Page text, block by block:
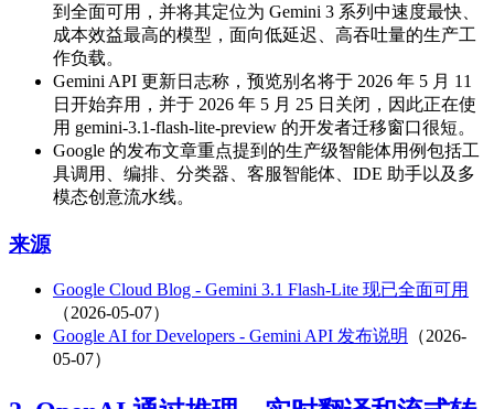
到全面可用，并将其定位为 Gemini 3 系列中速度最快、
成本效益最高的模型，面向低延迟、高吞吐量的生产工
作负载。
Gemini API 更新日志称，预览别名将于 2026 年 5 月 11
日开始弃用，并于 2026 年 5 月 25 日关闭，因此正在使
用 gemini-3.1-flash-lite-preview 的开发者迁移窗口很短。
Google 的发布文章重点提到的生产级智能体用例包括工
具调用、编排、分类器、客服智能体、IDE 助手以及多
模态创意流水线。
来源
Google Cloud Blog - Gemini 3.1 Flash-Lite 现已全面可用
（2026-05-07）
Google AI for Developers - Gemini API 发布说明
（2026-
05-07）